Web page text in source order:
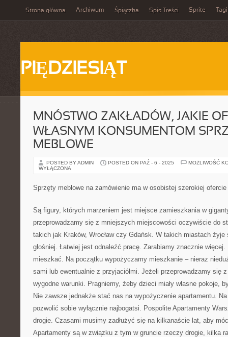
Strona główna Archiwum Śpiączka Spis Treści Sprite Tagi
PIĘDZIESIĄT
MNÓSTWO ZAKŁADÓW, JAKIE
WŁASNYM KONSUMENTOM
MEBLOWE
POSTED BY ADMIN POSTED ON PAŹ - 6 - 2025
MOŻLIWOŚĆ
WYŁĄCZONA
Sprzęty meblowe na zamówienie ma w osobistej szerokiej
Są figury, których marzeniem jest miejsce zamieszkania w
przeprowadzamy się z mniejszych miejscowości oczywiście do
takich jak Kraków, Wrocław czy Gdańsk. W takich miastach żyje
głośniej. Łatwiej jest odnaleźć pracę. Zarabiamy znacznie
mieszkać. Na początku wypożyczamy mieszkanie – nieraz
sami lub ewentualnie z przyjaciółmi. Jeżeli przeprowadzamy się
wygodne warunki. Pragniemy, żeby dzieci miały własne pokoje,
Nie zawsze jednakże stać nas na wypożyczenie apartamentu.
pozwolić sobie wyłącznie najbogatsi. Pospolite Apartamenty
drogie. Czasami musimy zadłużyć się na kilkanaście lat, aby
Apartamenty są w związku z tym w gruncie rzeczy drogie, kilka